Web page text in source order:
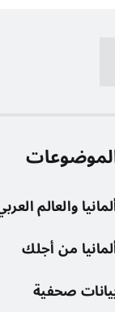
والعالم
من أجلك
صحفية